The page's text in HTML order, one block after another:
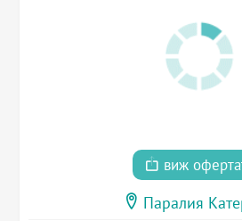
виж
Паралия